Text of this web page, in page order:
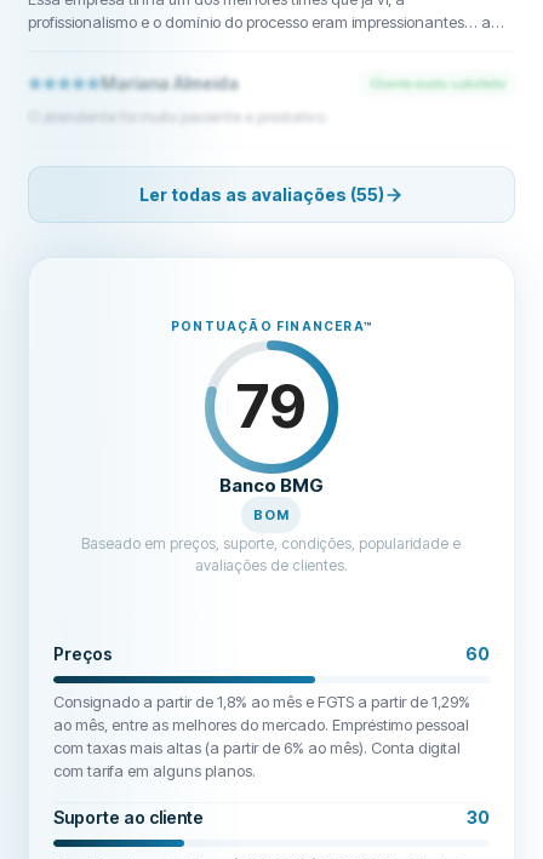
refinanciamento, o que me incomoda é a minha integridade. Aliás,
profissionalismo e o domínio do processo eram impressionantes… a
Mariana Almeida Cliente muito satisfeito
O atendente foi muito paciente e prestativo
Ler todas as avaliações (55)
PONTUAÇÃO FINANCERA™
79
Banco BMG
BOM
Baseado em preços, suporte, condições, popularidade e
avaliações de clientes.
Preços 60
Consignado a partir de 1,8% ao mês e FGTS a partir de 1,29%
ao mês, entre as melhores do mercado. Empréstimo pessoal
com taxas mais altas (a partir de 6% ao mês). Conta digital
com tarifa em alguns planos.
Suporte ao cliente 30